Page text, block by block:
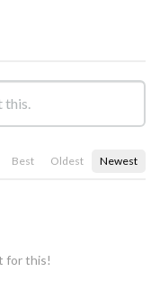
Best Oldest Newest
for this!